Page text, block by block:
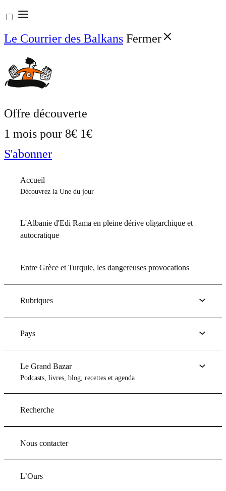
Aller
au
contenu
Le Courrier des Balkans Fermer
Offre découverte
1 mois pour 8€ 1€
S'abonner
Accueil
Découvrez la Une du jour
L'Albanie d'Edi Rama en pleine dérive oligarchique et
autocratique
Entre Grèce et Turquie, les dangereuses provocations
Rubriques
Pays
Le Grand Bazar
Podcasts, livres, blog, recettes et agenda
Recherche
Nous contacter
L’Ours